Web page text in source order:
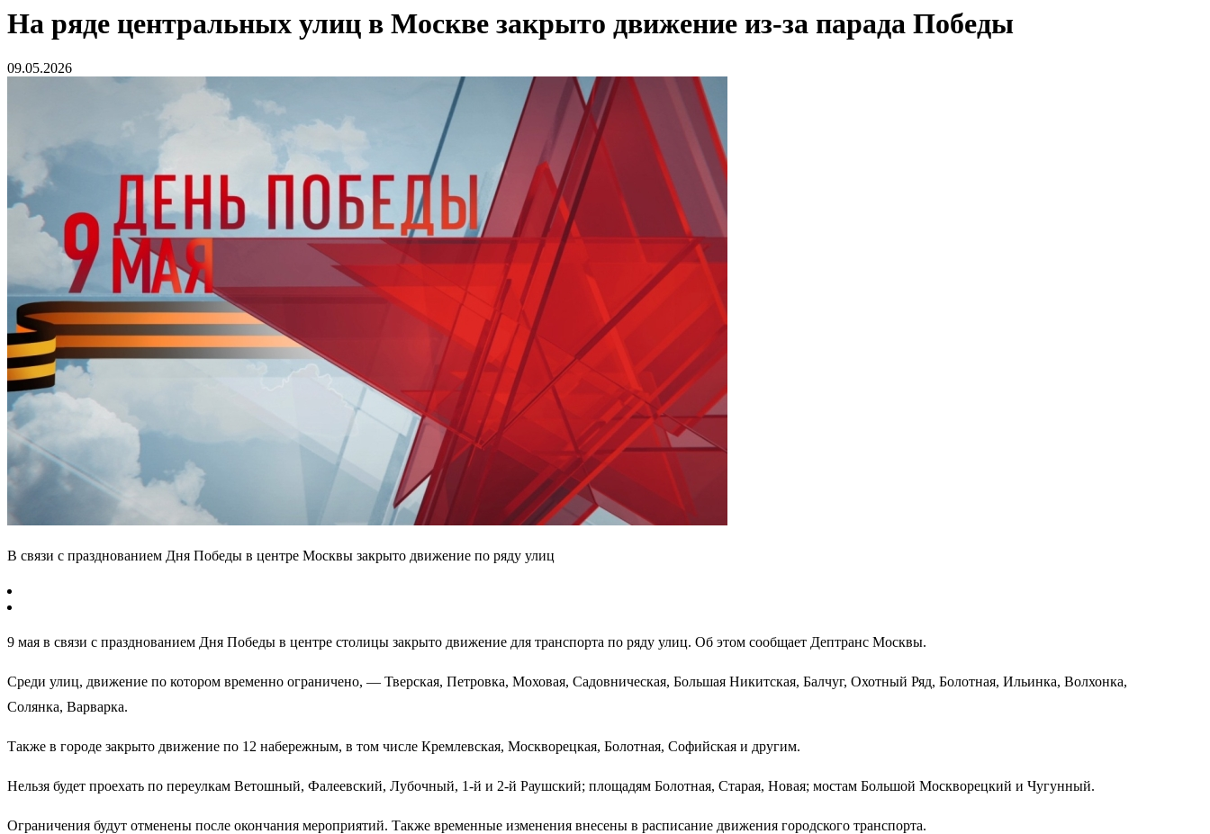
На ряде центральных улиц в Москве закрыто движение из-за парада Победы
09.05.2026
В связи с празднованием Дня Победы в центре Москвы закрыто движение по ряду улиц
9 мая в связи с празднованием Дня Победы в центре столицы закрыто движение для транспорта по ряду улиц. Об этом сообщает Дептранс Москвы.
Среди улиц, движение по котором временно ограничено, — Тверская, Петровка, Моховая, Садовническая, Большая Никитская, Балчуг, Охотный Ряд, Болотная, Ильинка, Волхонка,
Солянка, Варварка.
Также в городе закрыто движение по 12 набережным, в том числе Кремлевская, Москворецкая, Болотная, Софийская и другим.
Нельзя будет проехать по переулкам Ветошный, Фалеевский, Лубочный, 1-й и 2-й Раушский; площадям Болотная, Старая, Новая; мостам Большой Москворецкий и Чугунный.
Ограничения будут отменены после окончания мероприятий. Также временные изменения внесены в расписание движения городского транспорта.